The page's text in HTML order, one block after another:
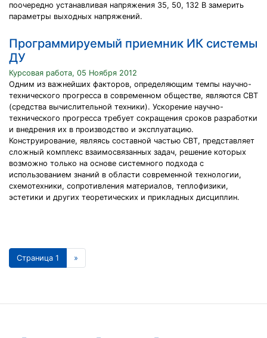
поочередно устанавливая напряжения 35, 50, 132 В замерить
параметры выходных напряжений.
Программируемый приемник ИК системы
ДУ
Курсовая работа, 05 Ноября 2012
Одним из важнейших факторов, определяющим темпы научно-
технического прогресса в современном обществе, являются СВТ
(средства вычислительной техники). Ускорение научно-
технического прогресса требует сокращения сроков разработки
и внедрения их в производство и эксплуатацию.
Конструирование, являясь составной частью СВТ, представляет
сложный комплекс взаимосвязанных задач, решение которых
возможно только на основе системного подхода с
использованием знаний в области современной технологии,
схемотехники, сопротивления материалов, теплофизики,
эстетики и других теоретических и прикладных дисциплин.
Страница 1 »